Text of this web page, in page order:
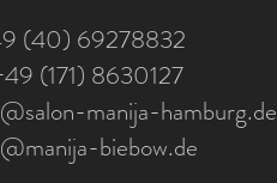
(40) 69278832
(171) 8630127
manija-hamburg.de
biebow.de